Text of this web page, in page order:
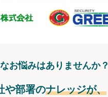
お悩みはありませんか？
や部署のナレッジが、